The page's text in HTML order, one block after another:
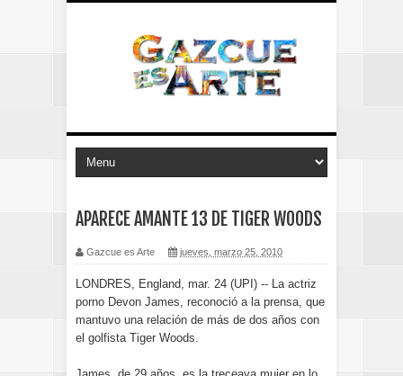
APARECE AMANTE 13 DE TIGER WOODS
Gazcue es Arte jueves, marzo 25, 2010
LONDRES, England, mar. 24 (UPI) -- La actriz
porno Devon James, reconoció a la prensa, que
mantuvo una relación de más de dos años con
el golfista Tiger Woods.